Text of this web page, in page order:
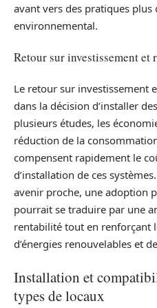
avant vers des pratiques plus
environnemental.
Retour sur investissement et
Le retour sur investissement
dans la décision d’installer
plusieurs études, les
réduction de la
compensent rapidement le
d’installation de ces
avenir proche, une adoption
pourrait se traduire par une
rentabilité tout en renforçant
d’énergies renouvelables et
Installation et
types de locaux